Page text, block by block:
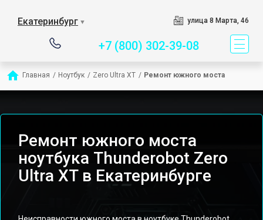
Екатеринбург ▼ улица 8 Марта, 46
+7 (800) 302-39-08
Главная / Ноутбук / Zero Ultra XT / Ремонт южного моста
Ремонт южного моста
ноутбука Thunderobot Zero
Ultra XT в Екатеринбурге